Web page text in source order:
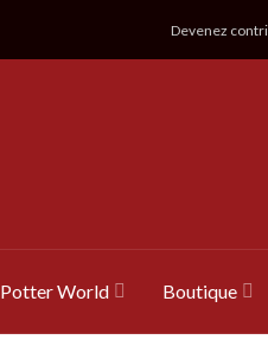
Devenez
Potter World Boutique